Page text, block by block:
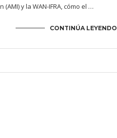
y la WAN-IFRA, cómo el …
CONTINÚA LEYENDO